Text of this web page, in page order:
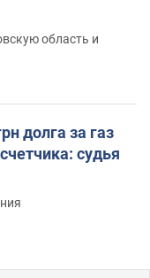
область и
долга за газ
судья